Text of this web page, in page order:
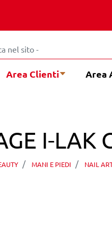
Area Clienti Area
I-
MANI E PIEDI NAIL